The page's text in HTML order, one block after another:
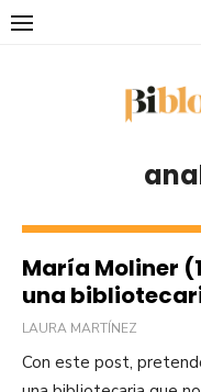
Saltar
María Moliner
una
LAURA MARTÍNEZ
Con este post,